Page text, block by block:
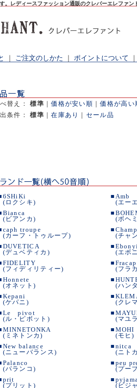
。レディースファッション通販のクレバーエレファン
ご注文のしかた ポイントについて
替え：標準 ｜価格が安い順 ｜価格が高い
条件：標準 ｜在庫あり ｜ セール品
6SHiKi
(ロクシキ)
■ Amb
(エー
Bianca
(ビアンカ)
■
(ボヘ
caph troupe
(カーフ・トゥループ)
■
(チャ
DUVETICA
(デュベティカ)
■
(エボ
FIDELITY
(フィディリティー)
■ Fracap
(フラ
Honnete
(オネット)
■
(ハン
Kepani
(ケパニ)
■
(クレ
Le pivot
(ル・ピボット)
■
(マユ
MINNETONKA
(ミネトンカ)
■ MOHI
(モヒ)
New balance
(ニューバランス)
■ nitca
(ニト
Palanco
(パランコ)
■ peu
(プー
prit
(プリット)
■
(ピジ